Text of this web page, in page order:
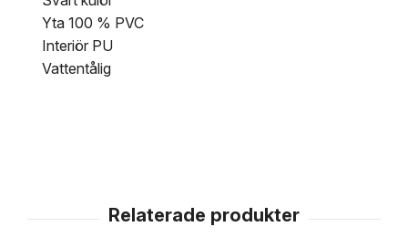
Yta 100 % PVC
Interiör PU
Vattentålig